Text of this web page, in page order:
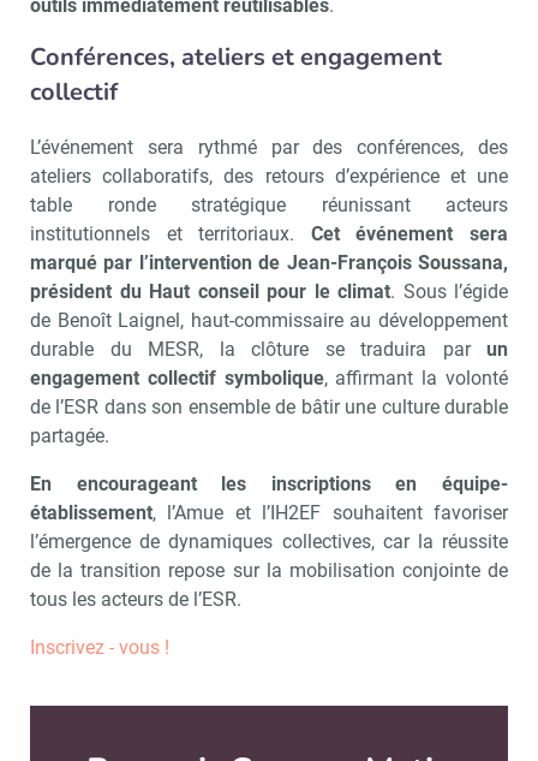
outils immédiatement réutilisables.
Conférences, ateliers et engagement
collectif
L’événement sera rythmé par des conférences, des
ateliers collaboratifs, des retours d’expérience et une
table ronde stratégique réunissant acteurs
institutionnels et territoriaux. Cet événement sera
marqué par l’intervention de Jean-François Soussana,
président du Haut conseil pour le climat. Sous l’égide
de Benoît Laignel, haut-commissaire au développement
durable du MESR, la clôture se traduira par un
engagement collectif symbolique, affirmant la volonté
de l’ESR dans son ensemble de bâtir une culture durable
partagée.
En encourageant les inscriptions en équipe-
établissement, l’Amue et l’IH2EF souhaitent favoriser
l’émergence de dynamiques collectives, car la réussite
de la transition repose sur la mobilisation conjointe de
tous les acteurs de l’ESR.
Inscrivez - vous !